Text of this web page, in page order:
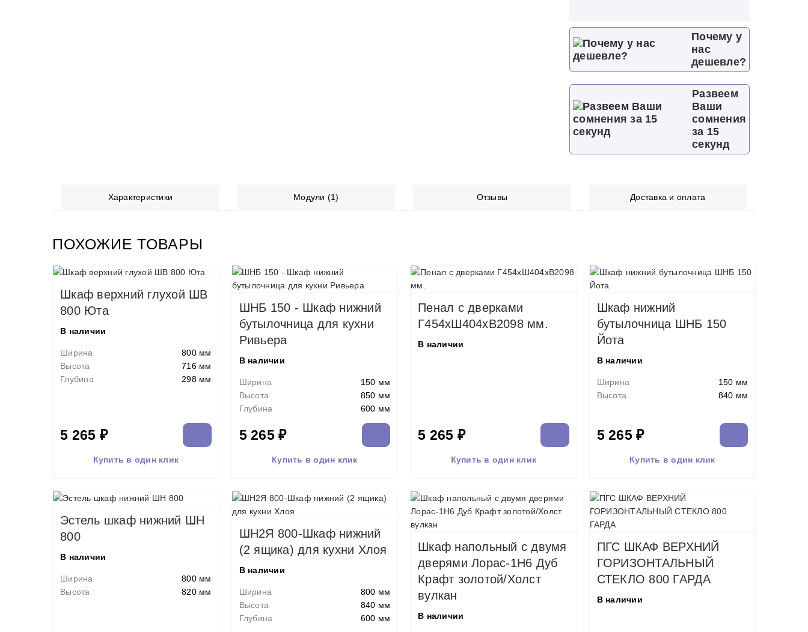
Почему у
нас
дешевле?
Развеем
Ваши
сомнения
за 15
секунд
Характеристики Модули (1) Отзывы Доставка и оплата
ПОХОЖИЕ ТОВАРЫ
Шкаф верхний глухой ШВ
800 Юта
В наличии
Ширина
800 мм
Высота
716 мм
Глубина
298 мм
5 265 ₽
Купить в один клик
ШНБ 150 - Шкаф нижний
бутылочница для кухни
Ривьера
В наличии
Ширина
150 мм
Высота
850 мм
Глубина
600 мм
5 265 ₽
Купить в один клик
Пенал с дверками
Г454хШ404хВ2098 мм.
В наличии
5 265 ₽
Купить в один клик
Шкаф нижний
бутылочница ШНБ 150
Йота
В наличии
Ширина
150 мм
Высота
840 мм
5 265 ₽
Купить в один клик
Эстель шкаф нижний ШН
800
В наличии
Ширина
800 мм
Высота
820 мм
ШН2Я 800-Шкаф нижний
(2 ящика) для кухни Хлоя
В наличии
Ширина
800 мм
Высота
840 мм
Глубина
600 мм
Шкаф напольный с двумя
дверями Лорас-1Н6 Дуб
Крафт золотой/Холст
вулкан
В наличии
ПГС ШКАФ ВЕРХНИЙ
ГОРИЗОНТАЛЬНЫЙ
СТЕКЛО 800 ГАРДА
В наличии